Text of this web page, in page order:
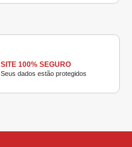
SITE 100% SEGURO
Seus dados estão protegidos